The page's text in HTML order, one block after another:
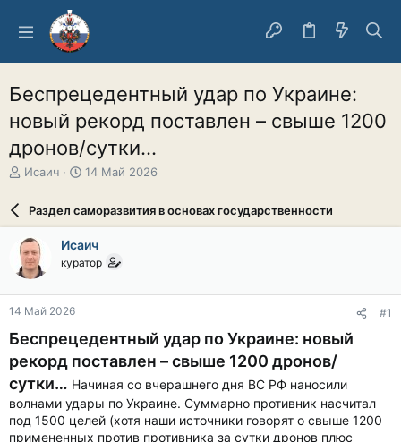
Беспрецедентный удар по Украине:
новый рекорд поставлен – свыше 1200
дронов/сутки…
А
о
р
т
е
м
ы
Исаич
Д
а
а
ч
л
14 Май 2026
Раздел саморазвития в основах государственности
Исаич
куратор
14 Май 2026 #1
Беспрецедентный удар по Украине: новый
рекорд поставлен – свыше 1200 дронов/
сутки… Начиная со вчерашнего дня ВС РФ наносили
волнами удары по Украине. Суммарно противник насчитал
под 1500 целей (хотя наши источники говорят о свыше 1200
примененных против противника за сутки дронов плюс